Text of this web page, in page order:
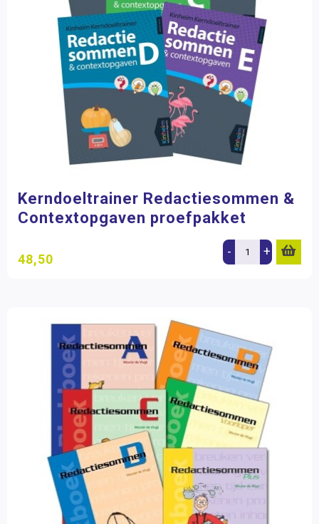
Kerndoeltrainer Redactiesommen &
Contextopgaven proefpakket
48,50 - +